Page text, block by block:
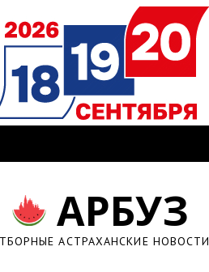
АРБУЗ
АСТРАХАНСКИЕ НОВОСТИ